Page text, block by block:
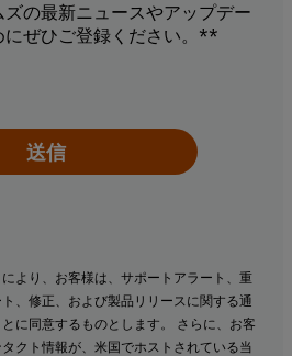
の最新ニュースやアップデー
にぜひご登録ください。**
送信
より、お客様は、サポートアラート、重
、修正、および製品リリースに関する通
に同意するものとします。 さらに、お客
クト情報が、米国でホストされている当